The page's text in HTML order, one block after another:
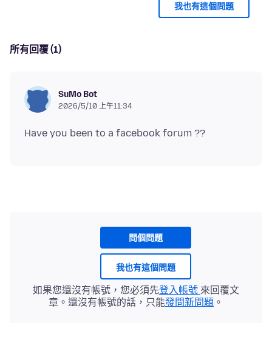
我也有這個問題
所有回覆 (1)
SuMo Bot
2026/5/10 上午11:34
問個問題
我也有這個問題
如果您還沒有帳號，您必須先登入帳號 來回覆文
章。還沒有帳號的話，只能發問新問題 。